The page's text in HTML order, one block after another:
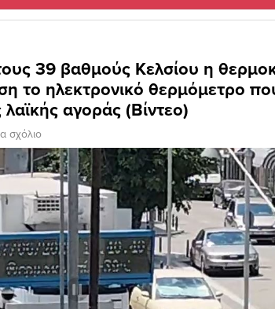
39 βαθμούς Κελσίου η
το ηλεκτρονικό θερμόμετρο
αγοράς (Βίντεο)
σχόλιο